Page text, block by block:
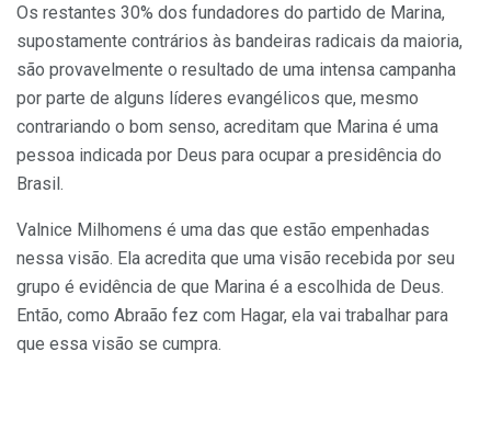
Os restantes 30% dos fundadores do partido de Marina,
supostamente contrários às bandeiras radicais da maioria,
são provavelmente o resultado de uma intensa campanha
por parte de alguns líderes evangélicos que, mesmo
contrariando o bom senso, acreditam que Marina é uma
pessoa indicada por Deus para ocupar a presidência do
Brasil.
Valnice Milhomens é uma das que estão empenhadas
nessa visão. Ela acredita que uma visão recebida por seu
grupo é evidência de que Marina é a escolhida de Deus.
Então, como Abraão fez com Hagar, ela vai trabalhar para
que essa visão se cumpra.